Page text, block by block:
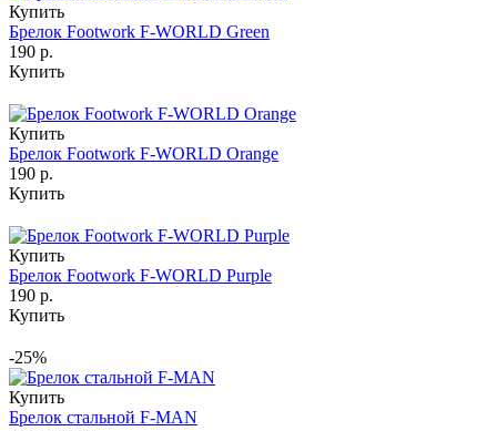
Купить
Брелок Footwork F-WORLD Green
190 р.
Купить
Купить
Брелок Footwork F-WORLD Orange
190 р.
Купить
Купить
Брелок Footwork F-WORLD Purple
190 р.
Купить
-25%
Купить
Брелок стальной F-MAN